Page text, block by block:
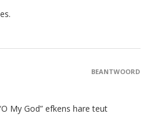
My God” efkens hare teut
BEANTWOORD